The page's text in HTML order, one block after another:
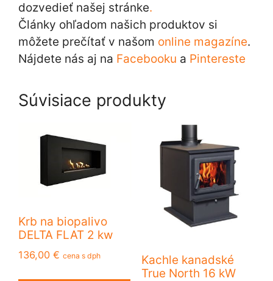
dozvedieť našej stránke.
Články ohľadom našich produktov si
môžete prečítať v našom online magazíne.
Nájdete nás aj na Facebooku a Pintereste
Súvisiace produkty
Krb na biopalivo
DELTA FLAT 2 kw
136,00 € cena s dph
Kachle kanadské
True North 16 kW